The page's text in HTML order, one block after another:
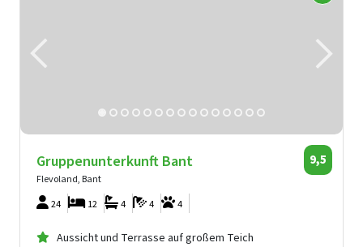
Gruppenunterkunft Bant
Flevoland, Bant
9,5
24 4
4
4
12
Aussicht und Terrasse auf großem Teich